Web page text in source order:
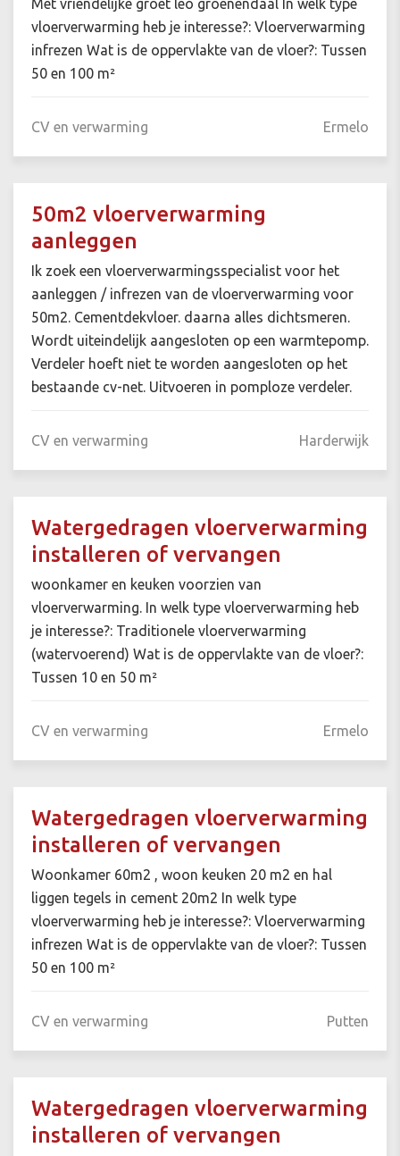
Met vriendelijke groet leo groenendaal In welk type
vloerverwarming heb je interesse?: Vloerverwarming
infrezen Wat is de oppervlakte van de vloer?: Tussen
50 en 100 m²
CV en verwarming Ermelo
50m2 vloerverwarming
aanleggen
Ik zoek een vloerverwarmingsspecialist voor het
aanleggen / infrezen van de vloerverwarming voor
50m2. Cementdekvloer. daarna alles dichtsmeren.
Wordt uiteindelijk aangesloten op een warmtepomp.
Verdeler hoeft niet te worden aangesloten op het
bestaande cv-net. Uitvoeren in pomploze verdeler.
CV en verwarming Harderwijk
Watergedragen vloerverwarming
installeren of vervangen
woonkamer en keuken voorzien van
vloerverwarming. In welk type vloerverwarming heb
je interesse?: Traditionele vloerverwarming
(watervoerend) Wat is de oppervlakte van de vloer?:
Tussen 10 en 50 m²
CV en verwarming Ermelo
Watergedragen vloerverwarming
installeren of vervangen
Woonkamer 60m2 , woon keuken 20 m2 en hal
liggen tegels in cement 20m2 In welk type
vloerverwarming heb je interesse?: Vloerverwarming
infrezen Wat is de oppervlakte van de vloer?: Tussen
50 en 100 m²
CV en verwarming Putten
Watergedragen vloerverwarming
installeren of vervangen